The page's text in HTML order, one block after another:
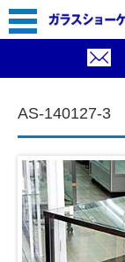
AS-140127-3